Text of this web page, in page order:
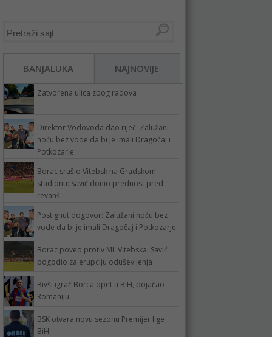
BANJALUKA NAJNOVIJE
Zatvorena ulica zbog radova
Direktor Vodovoda dao riječ: Zalužani
noću bez vode da bi je imali Dragočaj i
Potkozarje
Borac srušio Vitebsk na Gradskom
stadionu: Savić donio prednost pred
revanš
Postignut dogovor: Zalužani noću bez
vode da bi je imali Dragočaj i Potkozarje
Borac poveo protiv ML Vitebska: Savić
pogodio za erupciju oduševljenja
Bivši igrač Borca opet u BiH, pojačao
Romaniju
BSK otvara novu sezonu Premijer lige
BiH